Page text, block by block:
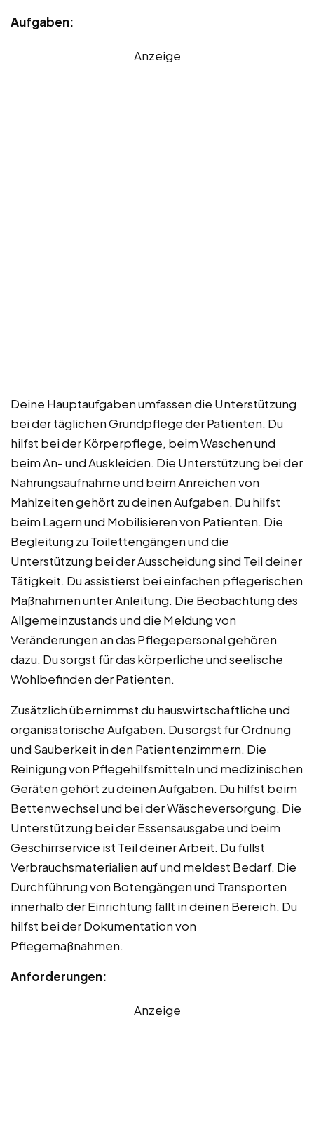
Aufgaben:
Anzeige
Deine Hauptaufgaben umfassen die Unterstützung
bei der täglichen Grundpflege der Patienten. Du
hilfst bei der Körperpflege, beim Waschen und
beim An- und Auskleiden. Die Unterstützung bei der
Nahrungsaufnahme und beim Anreichen von
Mahlzeiten gehört zu deinen Aufgaben. Du hilfst
beim Lagern und Mobilisieren von Patienten. Die
Begleitung zu Toilettengängen und die
Unterstützung bei der Ausscheidung sind Teil deiner
Tätigkeit. Du assistierst bei einfachen pflegerischen
Maßnahmen unter Anleitung. Die Beobachtung des
Allgemeinzustands und die Meldung von
Veränderungen an das Pflegepersonal gehören
dazu. Du sorgst für das körperliche und seelische
Wohlbefinden der Patienten.
Zusätzlich übernimmst du hauswirtschaftliche und
organisatorische Aufgaben. Du sorgst für Ordnung
und Sauberkeit in den Patientenzimmern. Die
Reinigung von Pflegehilfsmitteln und medizinischen
Geräten gehört zu deinen Aufgaben. Du hilfst beim
Bettenwechsel und bei der Wäscheversorgung. Die
Unterstützung bei der Essensausgabe und beim
Geschirrservice ist Teil deiner Arbeit. Du füllst
Verbrauchsmaterialien auf und meldest Bedarf. Die
Durchführung von Botengängen und Transporten
innerhalb der Einrichtung fällt in deinen Bereich. Du
hilfst bei der Dokumentation von
Pflegemaßnahmen.
Anforderungen:
Anzeige